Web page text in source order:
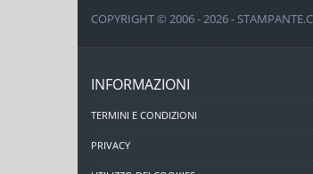
COPYRIGHT © 2006 - 2026 -
INFORMAZIONI
TERMINI E CONDIZIONI
PRIVACY